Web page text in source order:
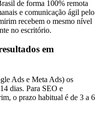
de forma 100% remota
e comunicação ágil pelo
recebem o mesmo nível
no escritório.
em
Ads e Meta Ads) os
dias. Para SEO e
o prazo habitual é de 3 a 6